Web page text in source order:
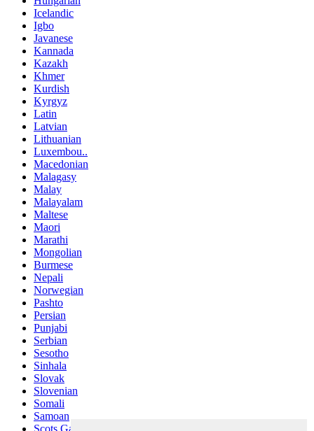
Icelandic
Igbo
Javanese
Kannada
Kazakh
Khmer
Kurdish
Kyrgyz
Latin
Latvian
Lithuanian
Luxembou..
Macedonian
Malagasy
Malay
Malayalam
Maltese
Maori
Marathi
Mongolian
Burmese
Nepali
Norwegian
Pashto
Persian
Punjabi
Serbian
Sesotho
Sinhala
Slovak
Slovenian
Somali
Samoan